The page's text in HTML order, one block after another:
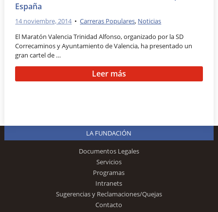
España
14 noviembre, 2014 •Carreras Populares, Noticias
El Maratón Valencia Trinidad Alfonso, organizado por la SD
Correcaminos y Ayuntamiento de Valencia, ha presentado un
gran cartel de …
Leer más
LA FUNDACIÓN
Documentos Legales
Servicios
Programas
Intranets
Sugerencias y Reclamaciones/Quejas
Contacto